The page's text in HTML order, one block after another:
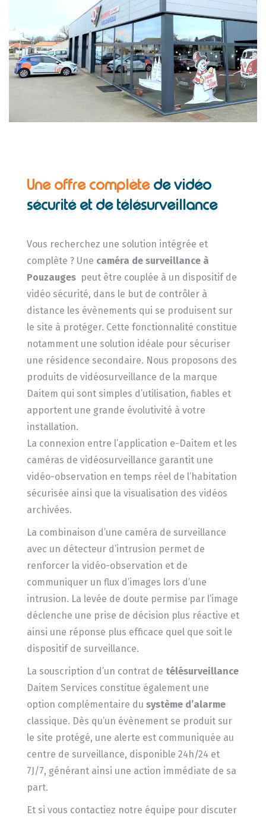
Une offre complète de vidéo
sécurité et de télésurveillance
Vous recherchez une solution intégrée et
complète ? Une caméra de surveillance à
Pouzauges peut être couplée à un dispositif de
vidéo sécurité, dans le but de contrôler à
distance les évènements qui se produisent sur
le site à protéger. Cette fonctionnalité constitue
notamment une solution idéale pour sécuriser
une résidence secondaire. Nous proposons des
produits de vidéosurveillance de la marque
Daitem qui sont simples d’utilisation, fiables et
apportent une grande évolutivité à votre
installation.
La connexion entre l’application e-Daitem et les
caméras de vidéosurveillance garantit une
vidéo-observation en temps réel de l’habitation
sécurisée ainsi que la visualisation des vidéos
archivées.
La combinaison d’une caméra de surveillance
avec un détecteur d’intrusion permet de
renforcer la vidéo-observation et de
communiquer un flux d’images lors d’une
intrusion. La levée de doute permise par l’image
déclenche une prise de décision plus réactive et
ainsi une réponse plus efficace quel que soit le
dispositif de surveillance.
La souscription d’un contrat de télésurveillance
Daitem Services constitue également une
option complémentaire du système d’alarme
classique. Dès qu’un évènement se produit sur
le site protégé, une alerte est communiquée au
centre de surveillance, disponible 24h/24 et
7J/7, générant ainsi une action immédiate de sa
part.
Et si vous contactiez notre équipe pour discuter